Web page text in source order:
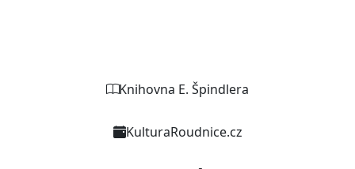
Knihovna E. Špindlera
KulturaRoudnice.cz